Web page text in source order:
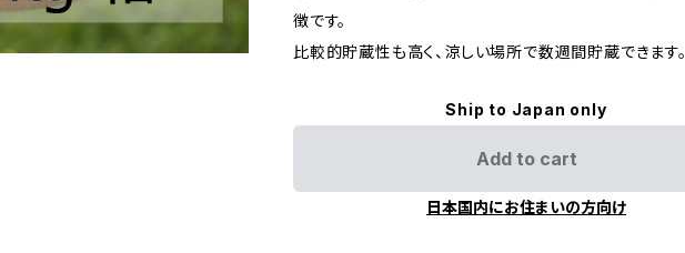
徴です。
比較的貯蔵性も高く、涼しい場所で数週間貯蔵できます。
Ship to Japan only
Add to cart
日本国内にお住まいの方向け